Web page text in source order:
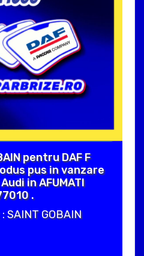
pentru DAF F
pus in vanzare
in AFUMATI
.
SAINT GOBAIN